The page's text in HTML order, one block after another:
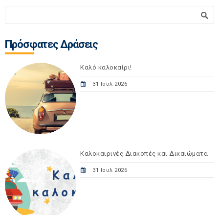
Πρόσφατες Δράσεις
Καλό καλοκαίρι!
31 Ιουλ 2026
Καλοκαιρινές Διακοπές και Δικαιώματα
31 Ιουλ 2026